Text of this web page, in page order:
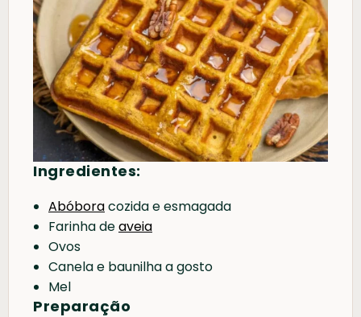
Ingredientes:
Abóboracozida e esmagada
Farinha deaveia
Ovos
Canela e baunilha a gosto
Mel
Preparação